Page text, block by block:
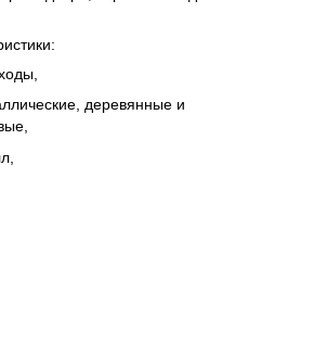
деревянные и